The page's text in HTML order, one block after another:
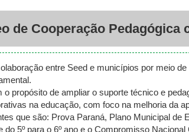
de Cooperação Pedagógica
entre Seed e municípios por meio
propósito de ampliar o suporte técnico e
na educação, com foco na melhoria da
que são: Prova Paraná, Plano Municipal
do 5º para o 6º ano e o Compromisso Nacional